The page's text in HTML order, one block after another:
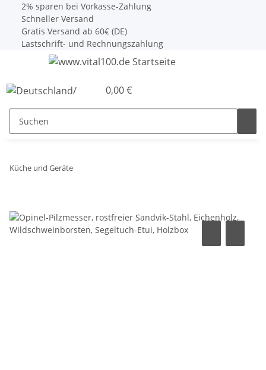
2% sparen bei Vorkasse-Zahlung
Schneller Versand
Gratis Versand ab 60€ (DE)
Lastschrift- und Rechnungszahlung
0,00 €
Küche und Geräte